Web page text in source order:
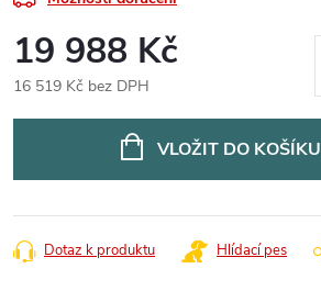
19 988 Kč
16 519 Kč bez DPH
VLOŽIT DO KOŠÍKU
Dotaz k produktu Hlídací pes